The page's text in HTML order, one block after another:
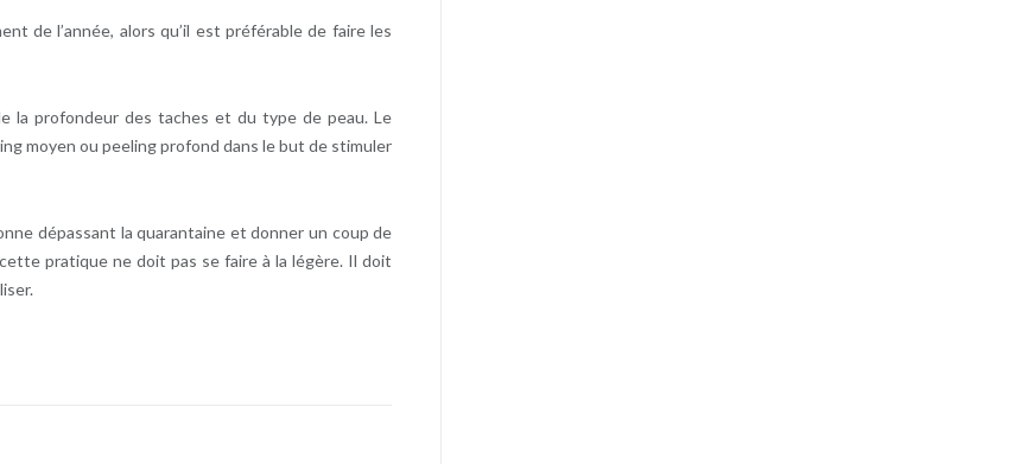
de l’année, alors qu’il est préférable de faire les
la profondeur des taches et du type de peau. Le
moyen ou peeling profond dans le but de stimuler
dépassant la quarantaine et donner un coup de
pratique ne doit pas se faire à la légère. Il doit